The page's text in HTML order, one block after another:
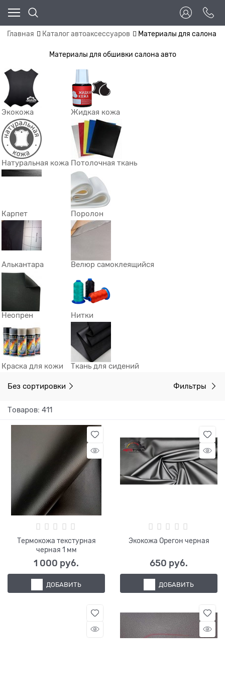
Главная Каталог автоаксессуаров Материалы для салона
Материалы для обшивки салона авто
Экокожа Жидкая кожа
Натуральная кожа Потолочная ткань
Карпет Поролон
Алькантара Велюр самоклеящийся
Неопрен Нитки
Краска для кожи Ткань для сидений
Без сортировки Фильтры
Товаров: 411
Термокожа текстурная
черная 1 мм
1 000 руб.
ДОБАВИТЬ
Экокожа Орегон черная
650 руб.
ДОБАВИТЬ